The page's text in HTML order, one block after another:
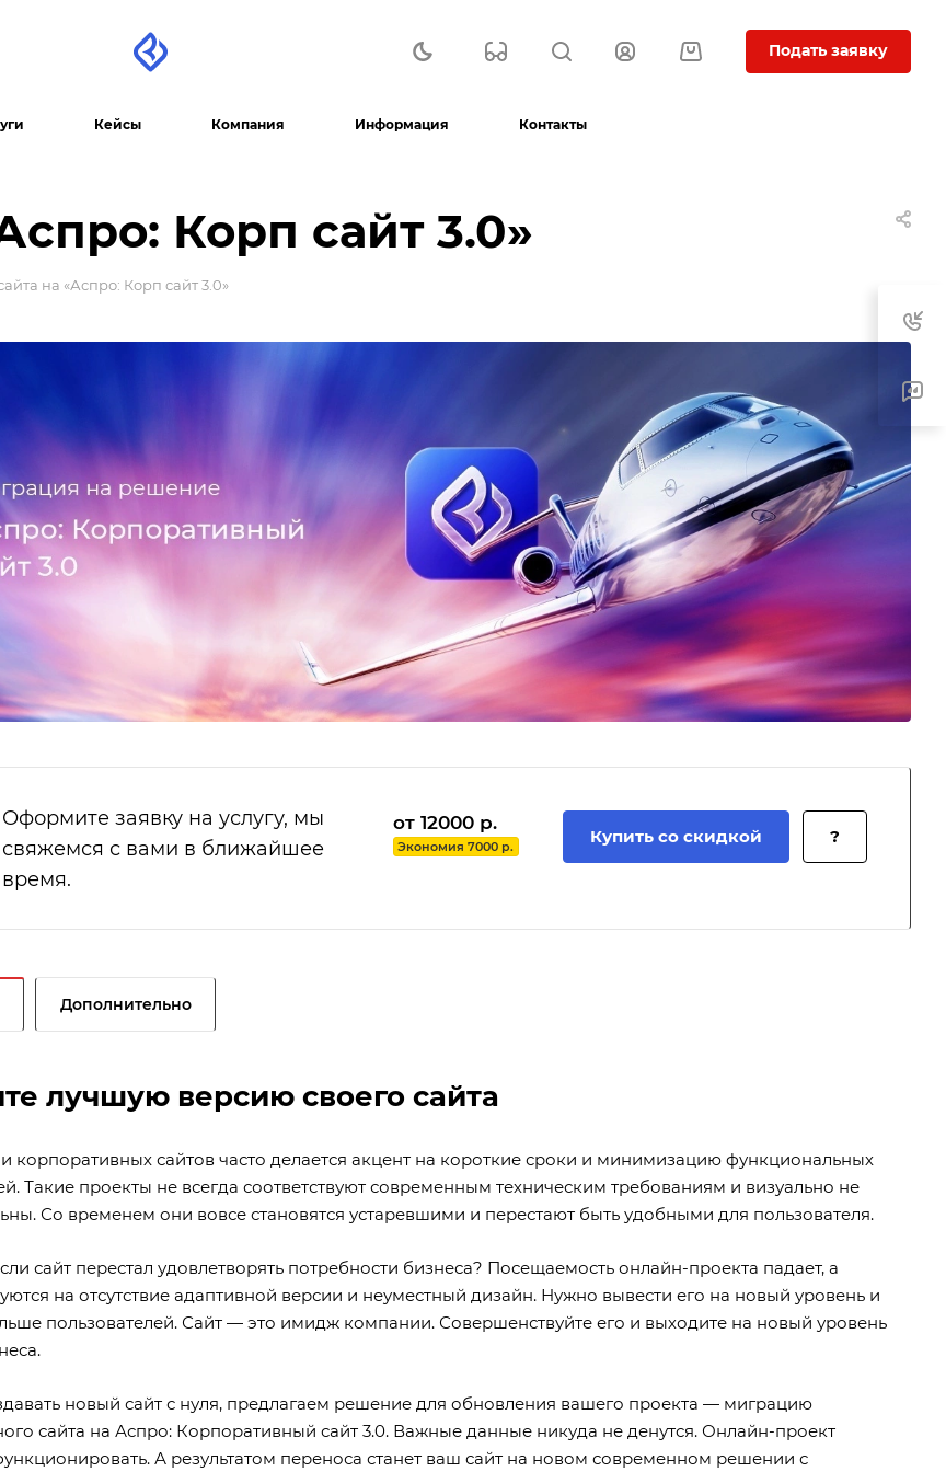
Подать заявку
Кейсы Компания Информация Контакты
Корп сайт 3.0»
на «Аспро: Корп сайт 3.0»
Оформите заявку на услугу, мы
свяжемся с вами в ближайшее
время.
от 12000 р.
Экономия 7000 р. Купить со скидкой ?
Дополнительно
лучшую версию своего сайта
корпоративных сайтов часто делается акцент на короткие сроки и минимизацию функциональных
Такие проекты не всегда соответствуют современным техническим требованиям и визуально не
Со временем они вовсе становятся устаревшими и перестают быть удобными для пользователя.
сайт перестал удовлетворять потребности бизнеса? Посещаемость онлайн-проекта падает, а
на отсутствие адаптивной версии и неуместный дизайн. Нужно вывести его на новый уровень и
пользователей. Сайт — это имидж компании. Совершенствуйте его и выходите на новый уровень
новый сайт с нуля, предлагаем решение для обновления вашего проекта — миграцию
сайта на Аспро: Корпоративный сайт 3.0. Важные данные никуда не денутся. Онлайн-проект
А результатом переноса станет ваш сайт на новом современном решении с